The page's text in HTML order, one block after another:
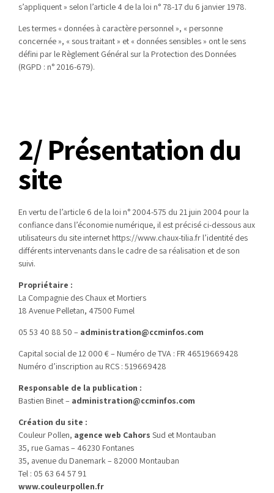
s’appliquent » selon l’article 4 de la loi n° 78-17 du 6 janvier 1978.
Les termes « données à caractère personnel », « personne
concernée », « sous traitant » et « données sensibles » ont le sens
défini par le Règlement Général sur la Protection des Données
(RGPD : n° 2016-679).
2/ Présentation du
site
En vertu de l’article 6 de la loi n° 2004-575 du 21 juin 2004 pour la
confiance dans l’économie numérique, il est précisé ci-dessous aux
utilisateurs du site internet https://www.chaux-tilia.fr l’identité des
différents intervenants dans le cadre de sa réalisation et de son
suivi.
Propriétaire :
La Compagnie des Chaux et Mortiers
18 Avenue Pelletan, 47500 Fumel
05 53 40 88 50 – administration@ccminfos.com
Capital social de 12 000 € – Numéro de TVA : FR 46519669428
Numéro d’inscription au RCS : 519669428
Responsable de la publication :
Bastien Binet – administration@ccminfos.com
Création du site :
Couleur Pollen, agence web Cahors Sud et Montauban
35, rue Gamas – 46230 Fontanes
35, avenue du Danemark – 82000 Montauban
Tel : 05 63 64 57 91
www.couleurpollen.fr